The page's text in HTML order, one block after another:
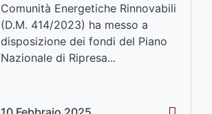
Comunità Energetiche Rinnovabili
(D.M. 414/2023) ha messo a
disposizione dei fondi del Piano
Nazionale di Ripresa...